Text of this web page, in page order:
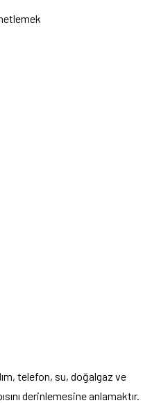
telefon, su, doğalgaz ve
derinlemesine anlamaktır.